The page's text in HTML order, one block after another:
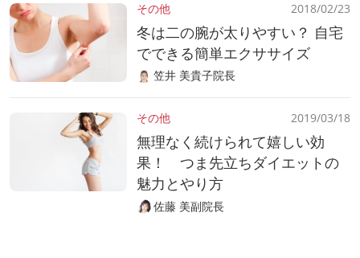
その他 2018/02/23
冬は二の腕が太りやすい？ 自宅
でできる簡単エクササイズ
笠井 美貴子院長
その他 2019/03/18
無理なく続けられて嬉しい効
果！ つま先立ちダイエットの
魅力とやり方
佐藤 美副院長